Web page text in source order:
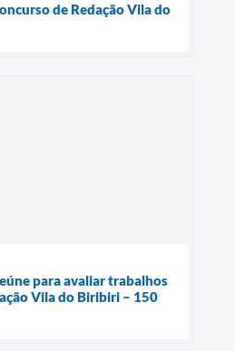
de Redação Vila do
para avaliar trabalhos
Vila do Biribiri – 150